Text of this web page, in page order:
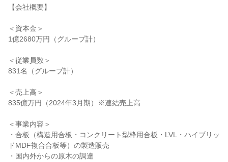
【会社概要】
＜資本金＞
1億2680万円（グループ計）
＜従業員数＞
831名（グループ計）
＜売上高＞
835億万円（2024年3月期）※連結売上高
＜事業内容＞
・合板（構造用合板・コンクリート型枠用合板・LVL・ハイブリッ
ドMDF複合合板等）の製造販売
・国内外からの原木の調達